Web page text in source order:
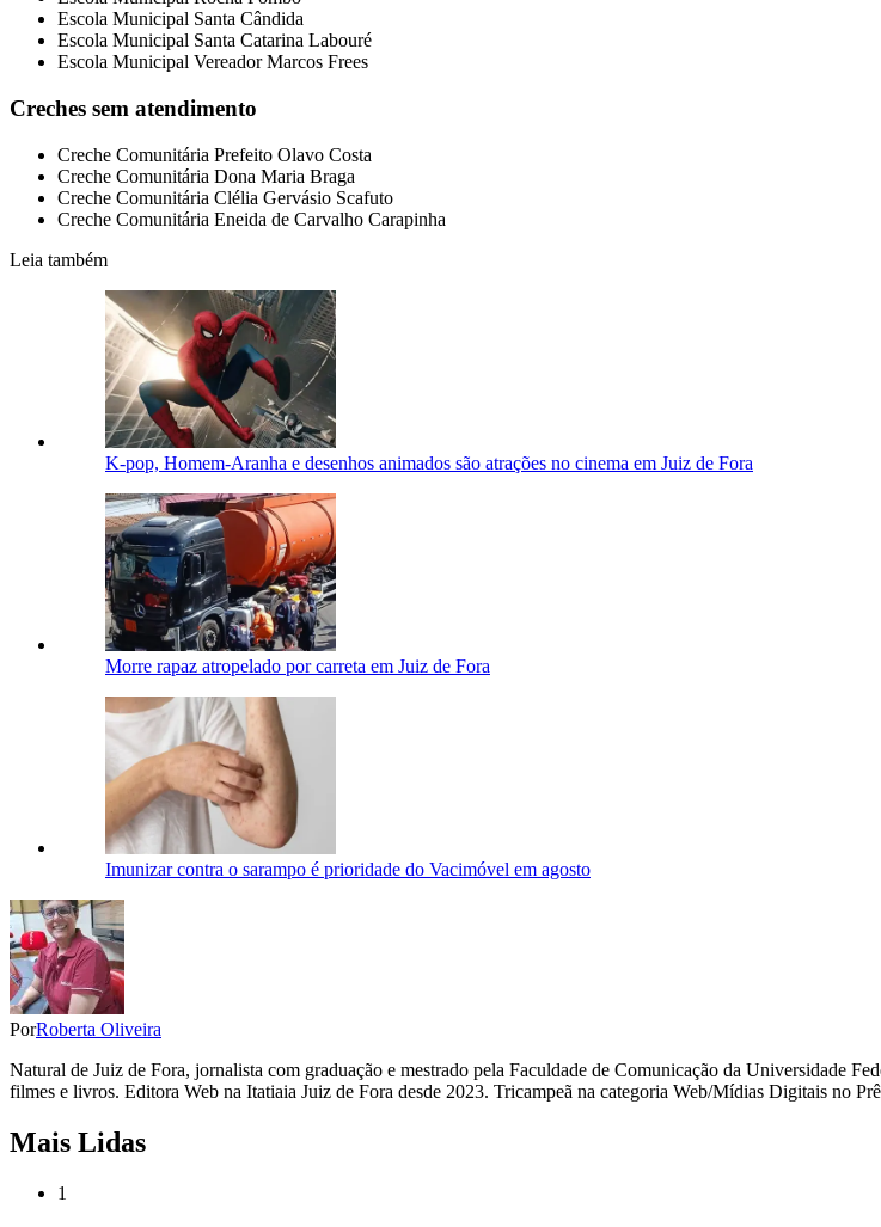
Escola Municipal Santa Cândida
Escola Municipal Santa Catarina Labouré
Escola Municipal Vereador Marcos Frees
Creches sem atendimento
Creche Comunitária Prefeito Olavo Costa
Creche Comunitária Dona Maria Braga
Creche Comunitária Clélia Gervásio Scafuto
Creche Comunitária Eneida de Carvalho Carapinha
Leia também
K-pop, Homem-Aranha e desenhos animados são atrações no cinema em Juiz de Fora
Morre rapaz atropelado por carreta em Juiz de Fora
Imunizar contra o sarampo é prioridade do Vacimóvel em agosto
PorRoberta Oliveira
Natural de Juiz de Fora, jornalista com graduação e mestrado pela Faculdade de Comunicação da Universidade
filmes e livros. Editora Web na Itatiaia Juiz de Fora desde 2023. Tricampeã na categoria Web/Mídias Digitais no
Mais Lidas
1